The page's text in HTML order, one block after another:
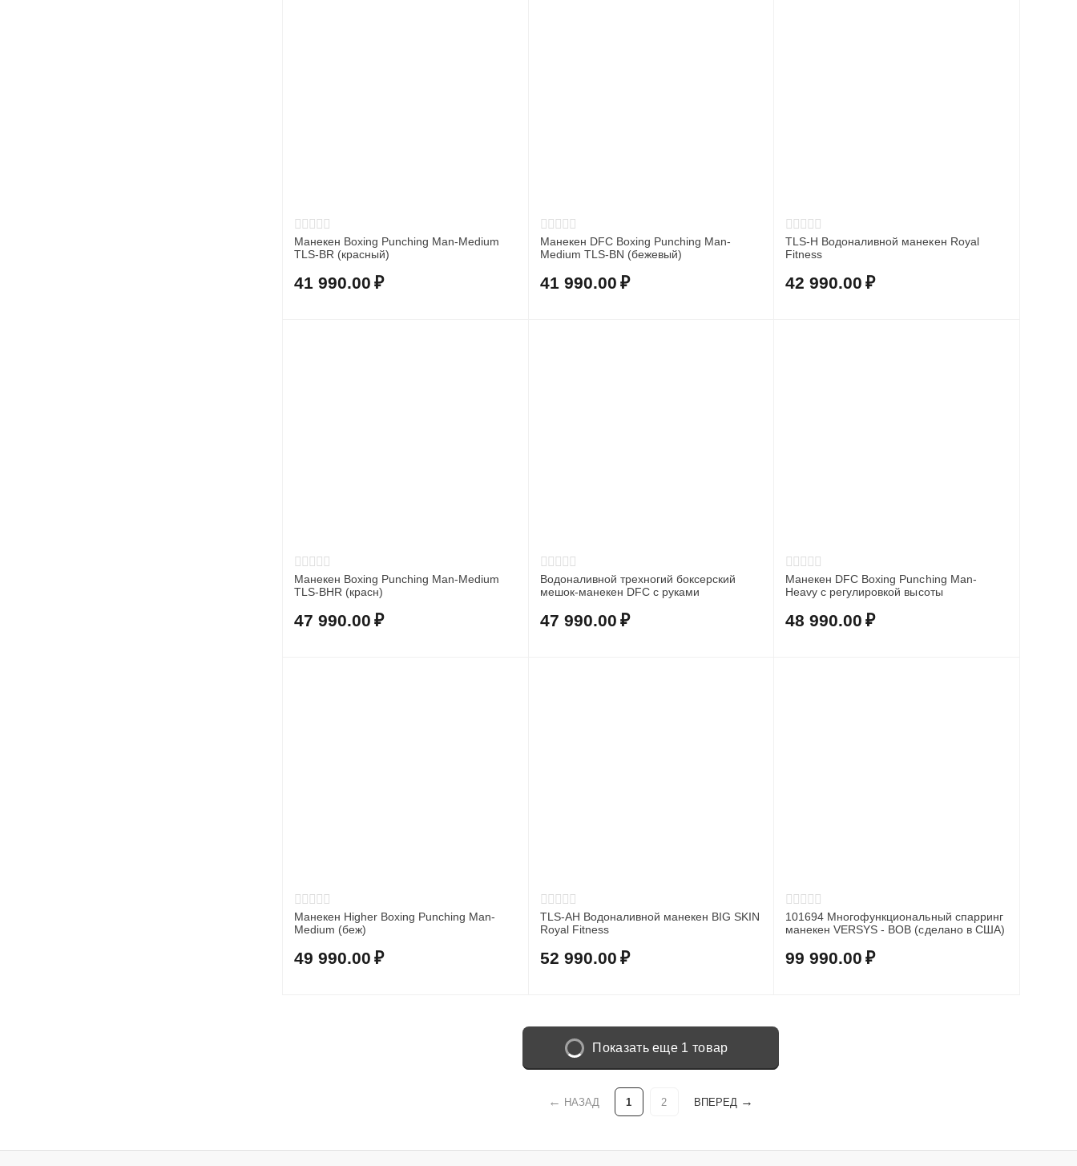
Манекен Boxing Punching Man-Medium
TLS-BR (красный)
41 990.00 ₽
Манекен DFC Boxing Punching Man-
Medium TLS-BN (бежевый)
41 990.00 ₽
TLS-H Водоналивной манекен Royal
Fitness
42 990.00 ₽
Манекен Boxing Punching Man-Medium
TLS-BHR (красн)
47 990.00 ₽
Водоналивной трехногий боксерский
мешок-манекен DFC с руками
47 990.00 ₽
Манекен DFC Boxing Punching Man-
Heavy c регулировкой высоты
48 990.00 ₽
Манекен Higher Boxing Punching Man-
Medium (беж)
49 990.00 ₽
TLS-AH Водоналивной манекен BIG SKIN
Royal Fitness
52 990.00 ₽
101694 Многофункциональный спарринг
манекен VERSYS - BOB (сделано в США)
99 990.00 ₽
Показать еще 1 товар
НАЗАД 1 2 ВПЕРЕД